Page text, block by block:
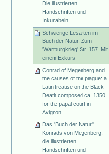
Die illustrierten
Handschriften und
Inkunabeln
Schwierige Lesarten im
Buch der Natur. Zum
'Wartburgkrieg' Str. 157. Mit
einem Exkurs
Conrad of Megenberg and
the causes of the plague: a
Latin treatise on the Black
Death composed ca. 1350
for the papal court in
Avignon
Das "Buch der Natur"
Konrads von Megenberg:
die illustrierten
Handschriften und